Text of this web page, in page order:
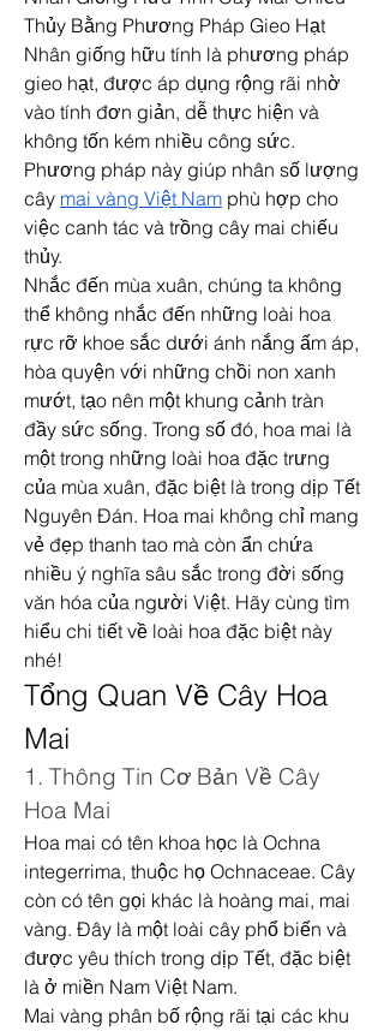
Thủy Bằng Phương Pháp Gieo Hạt
Nhân giống hữu tính là phương pháp
gieo hạt, được áp dụng rộng rãi nhờ
vào tính đơn giản, dễ thực hiện và
không tốn kém nhiều công sức.
Phương pháp này giúp nhân số lượng
cây mai vàng Việt Nam phù hợp cho
việc canh tác và trồng cây mai chiếu
thủy.
Nhắc đến mùa xuân, chúng ta không
thể không nhắc đến những loài hoa
rực rỡ khoe sắc dưới ánh nắng ấm áp,
hòa quyện với những chồi non xanh
mướt, tạo nên một khung cảnh tràn
đầy sức sống. Trong số đó, hoa mai là
một trong những loài hoa đặc trưng
của mùa xuân, đặc biệt là trong dịp Tết
Nguyên Đán. Hoa mai không chỉ mang
vẻ đẹp thanh tao mà còn ẩn chứa
nhiều ý nghĩa sâu sắc trong đời sống
văn hóa của người Việt. Hãy cùng tìm
hiểu chi tiết về loài hoa đặc biệt này
nhé!
Tổng Quan Về Cây Hoa
Mai
1. Thông Tin Cơ Bản Về Cây
Hoa Mai
Hoa mai có tên khoa học là Ochna
integerrima, thuộc họ Ochnaceae. Cây
còn có tên gọi khác là hoàng mai, mai
vàng. Đây là một loài cây phổ biến và
được yêu thích trong dịp Tết, đặc biệt
là ở miền Nam Việt Nam.
Mai vàng phân bố rộng rãi tại các khu